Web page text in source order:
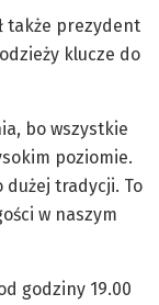
także prezydent
klucze do
bo wszystkie
poziomie.
dużej tradycji. To
w naszym
godziny 19.00